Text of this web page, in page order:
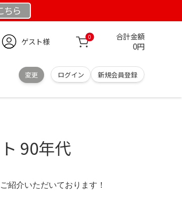
ちら
ゲスト様 0 合計金額
0円
変更 ログイン 新規会員登録
90年代
紹介いただいております！